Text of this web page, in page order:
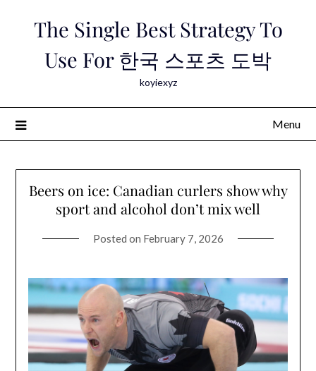
The Single Best Strategy To
Use For 한국 스포츠 도박
koyiexyz
Menu
Beers on ice: Canadian curlers show why
sport and alcohol don’t mix well
Posted on February 7, 2026